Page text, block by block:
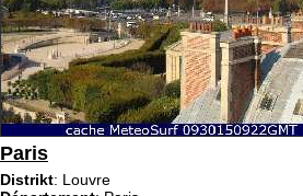
Paris
Distrikt: Louvre